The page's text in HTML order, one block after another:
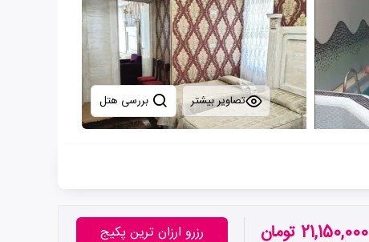
تصاویر بیشتر
21,150,000 تومان رزرو ارزان ترین پکیج